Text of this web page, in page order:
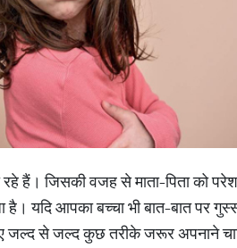
हैं। जिसकी वजह से माता-पिता को
है। यदि आपका बच्चा भी बात-बात पर
जल्द से जल्द कुछ तरीके जरूर अपनाने